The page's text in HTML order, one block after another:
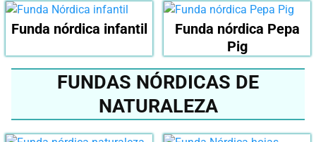
Funda nórdica infantil
Funda nórdica Pepa
Pig
FUNDAS NÓRDICAS DE
NATURALEZA